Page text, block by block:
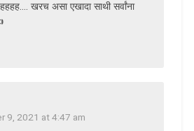
खरच असा एखादा साथी सर्वांना
9, 2021 at 4:47 am